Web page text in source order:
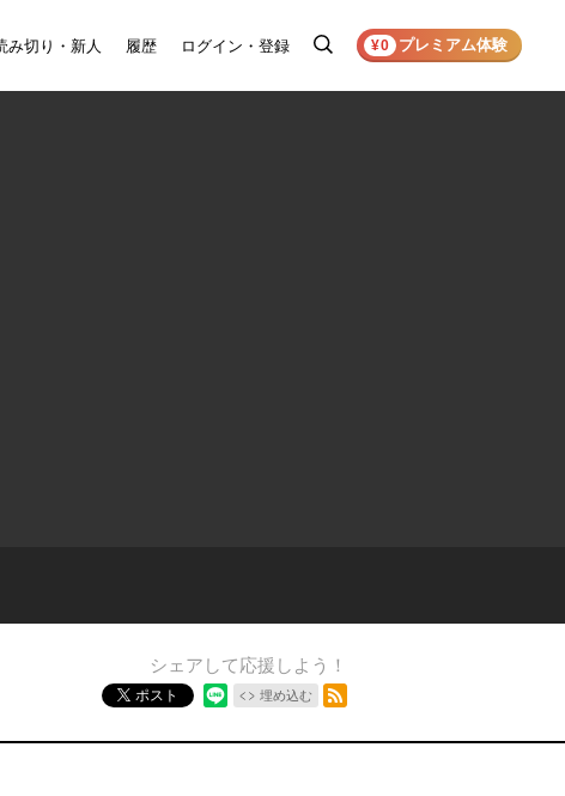
み切り・新人 履歴 ログイン・登録
検
¥0 プレミアム体験
シェアして応援しよう！
ポスト 埋め込む